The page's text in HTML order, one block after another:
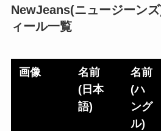
NewJeans(ニュージーン
ィール一覧
画像
名前
(日本
語)
名前
(ハ
ング
ル)